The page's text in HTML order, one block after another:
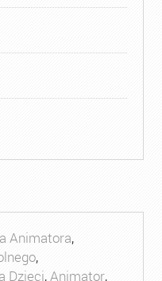
Animatora,
,
Dzieci,Animator,